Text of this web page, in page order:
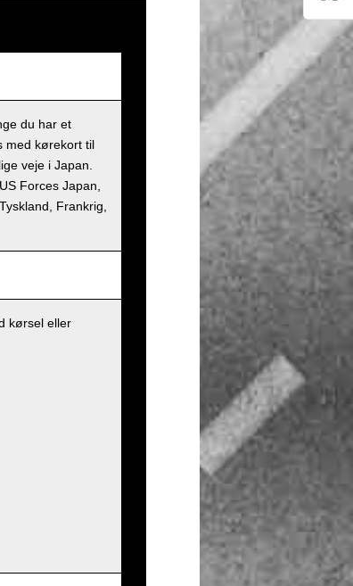
du har et
med kørekort til
veje i Japan.
Forces Japan,
Frankrig,
kørsel eller